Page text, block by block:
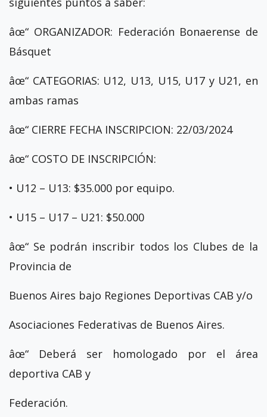
âœ“ ORGANIZADOR: Federación Bonaerense de
Básquet
âœ“ CATEGORIAS: U12, U13, U15, U17 y U21, en
ambas ramas
âœ“ CIERRE FECHA INSCRIPCION: 22/03/2024
âœ“ COSTO DE INSCRIPCIÓN:
• U12 – U13: $35.000 por equipo.
• U15 – U17 – U21: $50.000
âœ“ Se podrán inscribir todos los Clubes de la
Provincia de
Buenos Aires bajo Regiones Deportivas CAB y/o
Asociaciones Federativas de Buenos Aires.
âœ“ Deberá ser homologado por el área
deportiva CAB y
Federación.